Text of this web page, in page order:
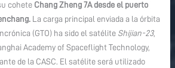
cohete Chang Zheng 7A desde el puerto
La carga principal enviada a la órbita
(GTO) ha sido el satélite Shijian-23,
Academy of Spaceflight Technology,
de la CASC. El satélite será utilizado